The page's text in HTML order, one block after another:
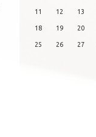
11 12 13
18 19 20
25 26 27